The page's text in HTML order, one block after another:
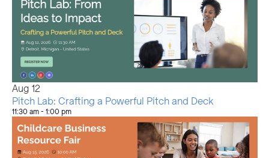
Aug 12
Pitch Lab: Crafting a Powerful Pitch and Deck
11:30 am- 1:00 pm